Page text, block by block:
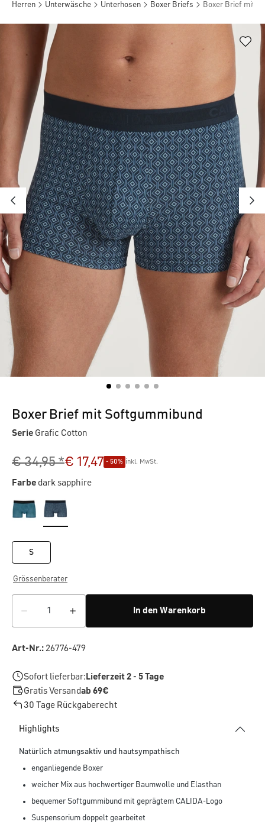
Herren Unterwäsche Unterhosen Boxer Briefs Boxer Brief mit
Boxer Brief mit Softgummibund
Serie Grafic Cotton
€ 34,95 *€ 17,47 - 50% inkl. MwSt.
Farbe dark sapphire
S
Grössenberater
In den Warenkorb
Art-Nr.:26776-479
Sofort lieferbar:Lieferzeit 2 - 5 Tage
Gratis Versandab 69€
30 Tage Rückgaberecht
Highlights
Natürlich atmungsaktiv und hautsympathisch
enganliegende Boxer
weicher Mix aus hochwertiger Baumwolle und Elasthan
bequemer Softgummibund mit geprägtem CALIDA-Logo
Suspensorium doppelt gearbeitet